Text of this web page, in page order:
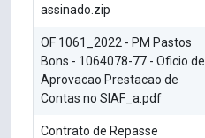
assinado.zip
OF 1061_2022 - PM Pastos
Bons - 1064078-77 - Oficio de
Aprovacao Prestacao de
Contas no SIAF_a.pdf
Contrato de Repasse